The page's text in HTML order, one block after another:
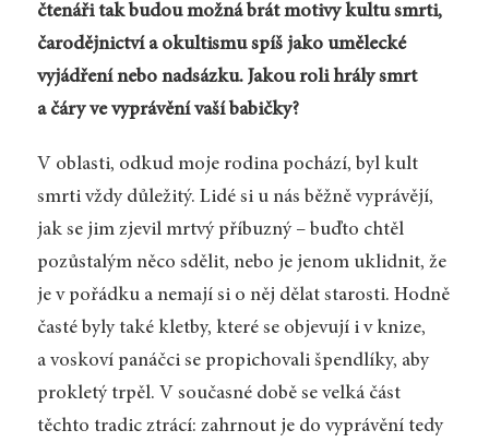
čtenáři tak budou možná brát motivy kultu smrti,
čarodějnictví a okultismu spíš jako umělecké
vyjádření nebo nadsázku. Jakou roli hrály smrt
a čáry ve vyprávění vaší babičky?
V oblasti, odkud moje rodina pochází, byl kult
smrti vždy důležitý. Lidé si u nás běžně vyprávějí,
jak se jim zjevil mrtvý příbuzný – buďto chtěl
pozůstalým něco sdělit, nebo je jenom uklidnit, že
je v pořádku a nemají si o něj dělat starosti. Hodně
časté byly také kletby, které se objevují i v knize,
a voskoví panáčci se propichovali špendlíky, aby
prokletý trpěl. V současné době se velká část
těchto tradic ztrácí: zahrnout je do vyprávění tedy